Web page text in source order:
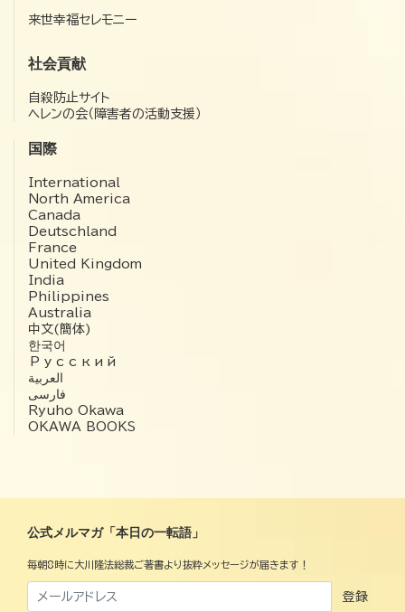
来世幸福セレモニー
社会貢献
自殺防止サイト
ヘレンの会（障害者の活動支援）
国際
International
North America
Canada
Deutschland
France
United Kingdom
India
Philippines
Australia
中文(簡体)
한국어
Русский
العربية‏
فارسی
Ryuho Okawa
OKAWA BOOKS
公式メルマガ「本日の一転語」
毎朝8時に大川隆法総裁ご著書より抜粋メッセージが届きます！
登録